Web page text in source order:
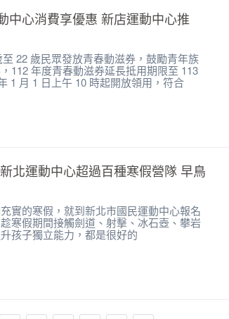
中心消費享優惠 新店運動中心推
22 歲民眾發放青春動滋券，鼓勵青年族
112 年度青春動滋券延長抵用期限至 113
1 月 1 日上午 10 時起開放領用，符合
北運動中心超過百種寒假營隊 早鳥
實的寒假，就到新北市國民運動中心報名
寒假期間接觸劍道、射擊、冰石壺、攀岩
孩子獨立能力，都是很好的